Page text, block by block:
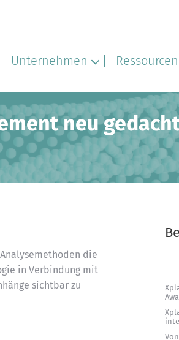
Unternehmen Ressourcen
neu
die
in Verbindung mit
sichtbar zu